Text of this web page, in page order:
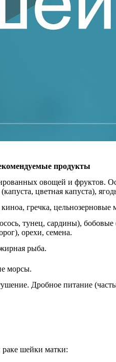
продукты
овощей и фруктов.
цветная капуста),
гречка, цельнозерновые
тунец, сардины), бобовые
орехи, семена.
рыба.
морсы.
Дробное питание
шейки матки: